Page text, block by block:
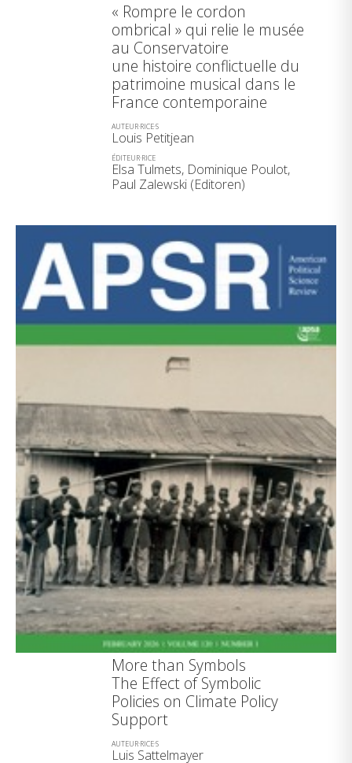
« Rompre le cordon
ombrical » qui relie le musée
au Conservatoire
une histoire conflictuelle du
patrimoine musical dans le
France contemporaine
AUTEUR·RICE·S
Louis Petitjean
ÉDITEUR·RICE
Elsa Tulmets, Dominique Poulot,
Paul Zalewski (Editoren)
More than Symbols
The Effect of Symbolic
Policies on Climate Policy
Support
AUTEUR·RICE·S
Luis Sattelmayer